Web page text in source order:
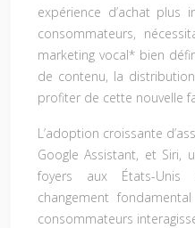
expérience d’achat
consommateurs,
marketing vocal* bien
de contenu, la
profiter de cette nouvelle
L’adoption croissante
Google Assistant, et Siri,
foyers aux États-Unis
changement
consommateurs